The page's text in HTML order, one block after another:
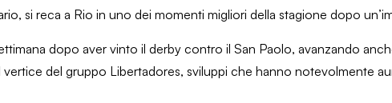
si reca a Rio in uno dei momenti migliori della stagione dopo
dopo aver vinto il derby contro il San Paolo, avanzando
vertice del gruppo Libertadores, sviluppi che hanno notevolmente